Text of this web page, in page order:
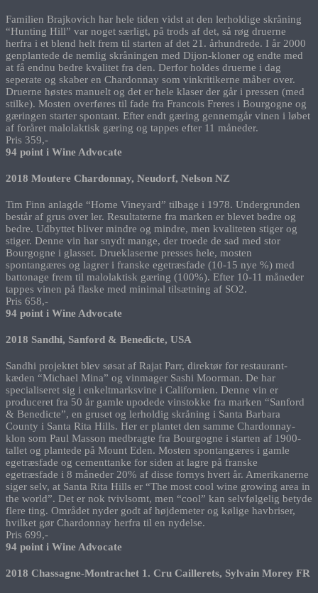
Familien Brajkovich har hele tiden vidst at den lerholdige skråning
“Hunting Hill” var noget særligt, på trods af det, så røg druerne
herfra i et blend helt frem til starten af det 21. århundrede. I år 2000
genplantede de nemlig skråningen med Dijon-kloner og endte med
at få endnu bedre kvalitet fra den. Derfor holdes druerne i dag
seperate og skaber en Chardonnay som vinkritikerne måber over.
Druerne høstes manuelt og det er hele klaser der går i pressen (med
stilke). Mosten overføres til fade fra Francois Freres i Bourgogne og
gæringen starter spontant. Efter endt gæring gennemgår vinen i løbet
af foråret malolaktisk gæring og tappes efter 11 måneder.
Pris 359,-
94 point i Wine Advocate
2018 Moutere Chardonnay, Neudorf, Nelson NZ
Tim Finn anlagde “Home Vineyard” tilbage i 1978. Undergrunden
består af grus over ler. Resultaterne fra marken er blevet bedre og
bedre. Udbyttet bliver mindre og mindre, men kvaliteten stiger og
stiger. Denne vin har snydt mange, der troede de sad med stor
Bourgogne i glasset. Drueklaserne presses hele, mosten
spontangæres og lagrer i franske egetræsfade (10-15 nye %) med
battonage frem til malolaktisk gæring (100%). Efter 10-11 måneder
tappes vinen på flaske med minimal tilsætning af SO2.
Pris 658,-
94 point i Wine Advocate
2018 Sandhi, Sanford & Benedicte, USA
Sandhi projektet blev søsat af Rajat Parr, direktør for restaurant-
kæden “Michael Mina” og vinmager Sashi Moorman. De har
specialiseret sig i enkeltmarksvine i Californien. Denne vin er
produceret fra 50 år gamle upodede vinstokke fra marken “Sanford
& Benedicte”, en gruset og lerholdig skråning i Santa Barbara
County i Santa Rita Hills. Her er plantet den samme Chardonnay-
klon som Paul Masson medbragte fra Bourgogne i starten af 1900-
tallet og plantede på Mount Eden. Mosten spontangæres i gamle
egetræsfade og cementtanke for siden at lagre på franske
egetræsfade i 8 måneder 20% af disse fornys hvert år. Amerikanerne
siger selv, at Santa Rita Hills er “The most cool wine growing area in
the world”. Det er nok tvivlsomt, men “cool” kan selvfølgelig betyde
flere ting. Området nyder godt af højdemeter og kølige havbriser,
hvilket gør Chardonnay herfra til en nydelse.
Pris 699,-
94 point i Wine Advocate
2018 Chassagne-Montrachet 1. Cru Caillerets, Sylvain Morey FR